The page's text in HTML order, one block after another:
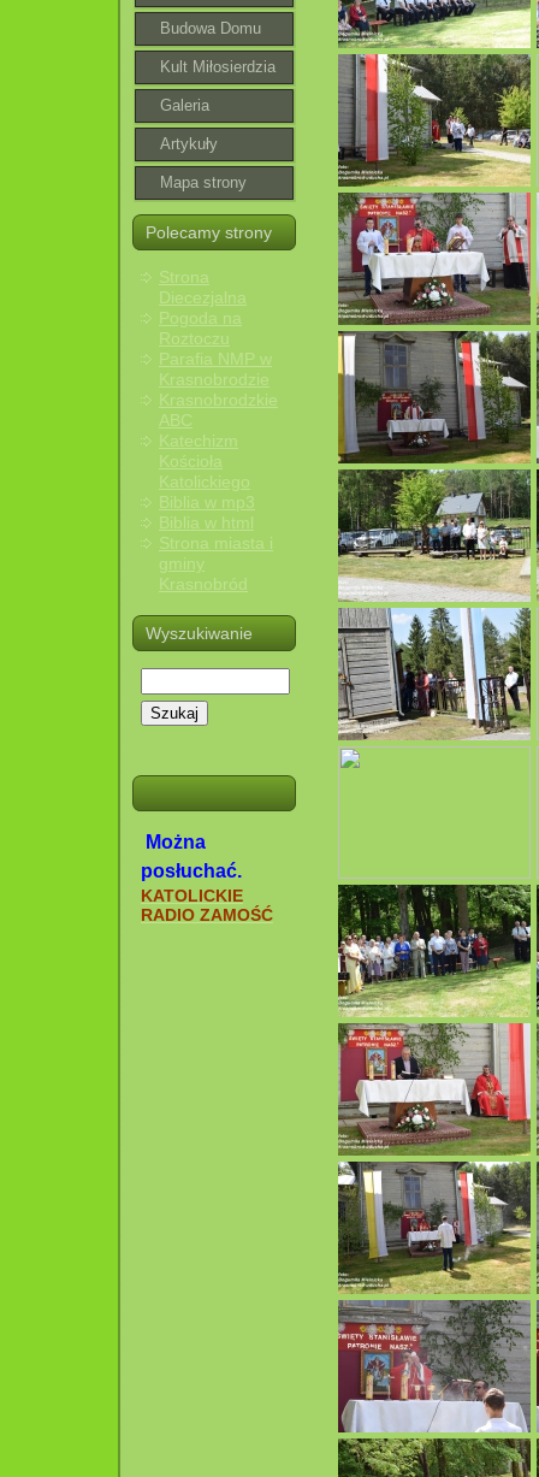
wspólnoty
Budowa Domu
Parafialnego
Kult Miłosierdzia
Bożego
Galeria
roztoczańska
Artykuły
Mapa strony
Polecamy strony
Strona
Diecezjalna
Pogoda na
Roztoczu
Parafia NMP w
Krasnobrodzie
Krasnobrodzkie
ABC
Katechizm
Kościoła
Katolickiego
Biblia w mp3
Biblia w html
Strona miasta i
gminy
Krasnobród
Wyszukiwanie
Szukaj
Można
posłuchać.
KATOLICKIE
RADIO ZAMOŚĆ